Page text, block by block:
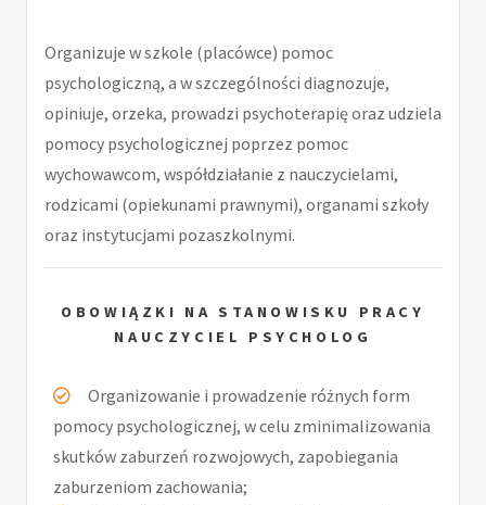
Organizuje w szkole (placówce) pomoc
psychologiczną, a w szczególności diagnozuje,
opiniuje, orzeka, prowadzi psychoterapię oraz udziela
pomocy psychologicznej poprzez pomoc
wychowawcom, współdziałanie z nauczycielami,
rodzicami (opiekunami prawnymi), organami szkoły
oraz instytucjami pozaszkolnymi.
OBOWIĄZKI NA STANOWISKU PRACY
NAUCZYCIEL PSYCHOLOG
Organizowanie i prowadzenie różnych form
pomocy psychologicznej, w celu zminimalizowania
skutków zaburzeń rozwojowych, zapobiegania
zaburzeniom zachowania;